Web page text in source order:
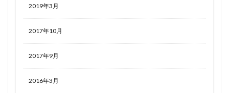
2019年3月
2017年10月
2017年9月
2016年3月